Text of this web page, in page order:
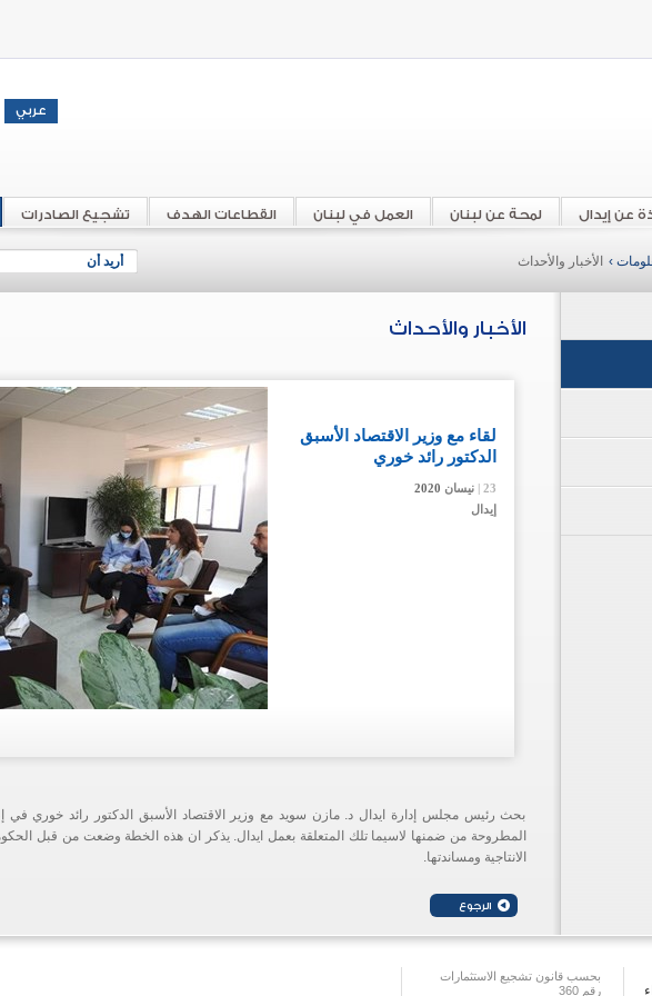
تشجيع الصادرات القطاعات الهدف العمل في لبنان لمحة عن لبنان عن إيدال
أريد أن › الأخبار والأحداث
الأخبار والأحداث
23 | نيسان
لقاء مع وزير الاقتصاد الأسبق
الدكتور رائد خوري
23 | نيسان
إيدال
23 | نيسان
بحث رئيس مجلس إدارة ايدال د. مازن سويد مع وزير الاقتصاد الأسبق الدكتور رائد خوري في
المطروحة من ضمنها لاسيما تلك المتعلقة بعمل ايدال. يذكر ان هذه الخطة وضعت من قبل
الانتاجية ومساندتها.
بحسب قانون تشجيع الاستثمارات
رقم 360